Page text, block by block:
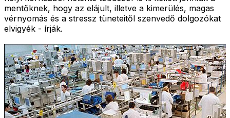
mentőknek, hogy az elájult, illetve a kimerülés, magas
vérnyomás és a stressz tüneteitől szenvedő dolgozókat
elvigyék - írják.